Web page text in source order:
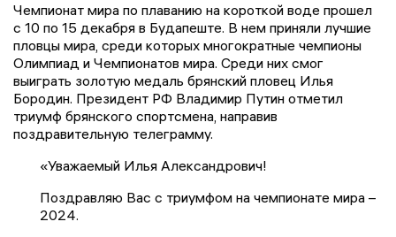
Чемпионат мира по плаванию на короткой воде прошел
с 10 по 15 декабря в Будапеште. В нем приняли лучшие
пловцы мира, среди которых многократные чемпионы
Олимпиад и Чемпионатов мира. Среди них смог
выиграть золотую медаль брянский пловец Илья
Бородин. Президент РФ Владимир Путин отметил
триумф брянского спортсмена, направив
поздравительную телеграмму.
«Уважаемый Илья Александрович!
Поздравляю Вас с триумфом на чемпионате мира –
2024.